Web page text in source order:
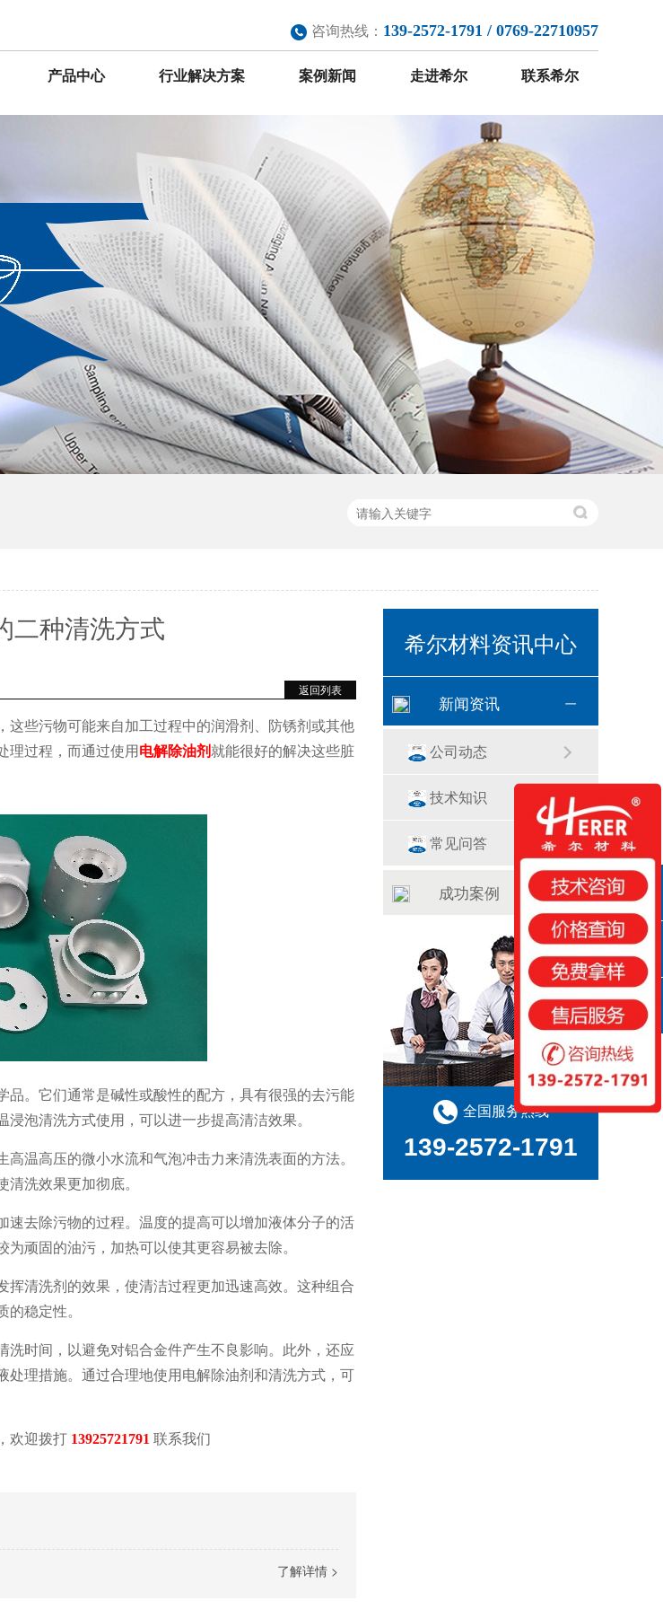
咨询热线： 139-2572-1791 / 0769-22710957
产品中心 行业解决方案 案例新闻 走进希尔 联系希尔
二种清洗方式
返回列表
些污物可能来自加工过程中的润滑剂、防锈剂或其他
理过程，而通过使用电解除油剂就能很好的解决这些脏
。它们通常是碱性或酸性的配方，具有很强的去污能
泡清洗方式使用，可以进一步提高清洁效果。
温高压的微小水流和气泡冲击力来清洗表面的方法。
洗效果更加彻底。
去除污物的过程。温度的提高可以增加液体分子的活
顽固的油污，加热可以使其更容易被去除。
清洗剂的效果，使清洁过程更加迅速高效。这种组合
稳定性。
时间，以避免对铝合金件产生不良影响。此外，还应
理措施。通过合理地使用电解除油剂和清洗方式，可
欢迎拨打 13925721791 联系我们
了解详情 >
希尔材料资讯中心
新闻资讯
公司动态
技术知识
常见问答
成功案例
全国服务热线
139-2572-1791
QQ咨询
咨询热线
扫一扫